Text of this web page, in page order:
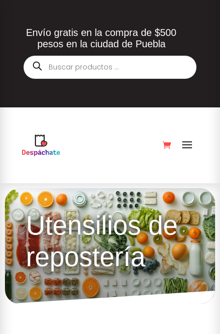
Envío gratis en la compra de $500
pesos en la ciudad de Puebla
Búsqueda
de
productos
Utensilios de
repostería